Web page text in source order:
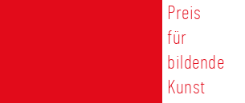
Preis
für
bildende
Kunst